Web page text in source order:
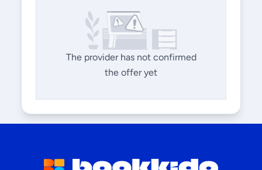
The provider has not confirmed
the offer yet